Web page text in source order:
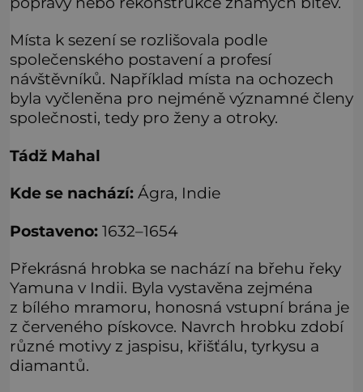
Místa k sezení se rozlišovala podle
společenského postavení a profesí
návštěvníků. Například místa na ochozech
byla vyčleněna pro nejméně významné členy
společnosti, tedy pro ženy a otroky.
Tádž Mahal
Kde se nachází: Ágra, Indie
Postaveno: 1632–1654
Překrásná hrobka se nachází na břehu řeky
Yamuna v Indii. Byla vystavěna zejména
z bílého mramoru, honosná vstupní brána je
z červeného pískovce. Navrch hrobku zdobí
různé motivy z jaspisu, křišťálu, tyrkysu a
diamantů.